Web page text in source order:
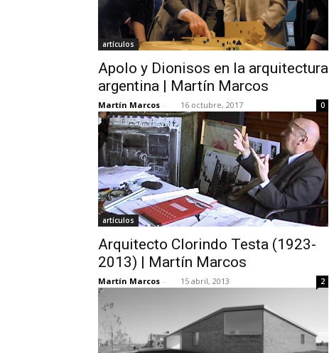
artículos
Apolo y Dionisos en la arquitectura
argentina | Martín Marcos
Martín Marcos - 16 octubre, 2017 0
artículos
Arquitecto Clorindo Testa (1923-
2013) | Martín Marcos
Martín Marcos - 15 abril, 2013 2